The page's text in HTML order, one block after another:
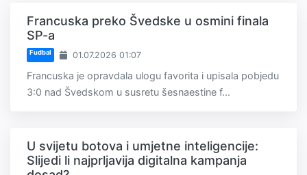
Francuska preko Švedske u osmini finala
SP-a
Fudbal 01.07.2026 01:07
Francuska je opravdala ulogu favorita i upisala pobjedu
3:0 nad Švedskom u susretu šesnaestine f...
U svijetu botova i umjetne inteligencije:
Slijedi li najprljavija digitalna kampanja